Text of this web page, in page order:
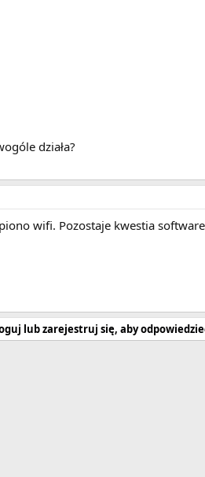
działa?
wifi. Pozostaje kwestia software
lub zarejestruj się, aby